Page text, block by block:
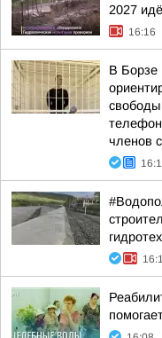
2027
16:16
В Борзе
свободы
членов